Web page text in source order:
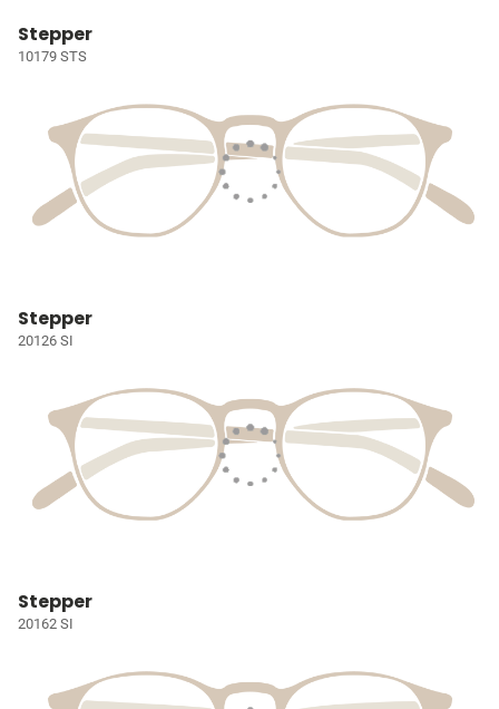
Stepper
10179 STS
Stepper
20126 SI
Stepper
20162 SI